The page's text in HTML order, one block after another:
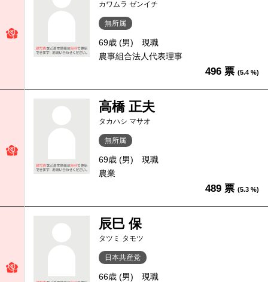
カワムラ ゼンイチ
無所属
69歳 (男)
現職
農事組合法人代表理事
496 票 (5.4 %)
高橋 正夫
タカハシ マサオ
無所属
69歳 (男)
現職
農業
489 票 (5.3 %)
辰巳 保
タツミ タモツ
日本共産党
66歳 (男)
現職